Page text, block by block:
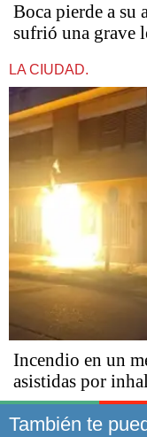
Boca pierde a su
sufrió una grave
LA CIUDAD.
Incendio en un
asistidas por
También te